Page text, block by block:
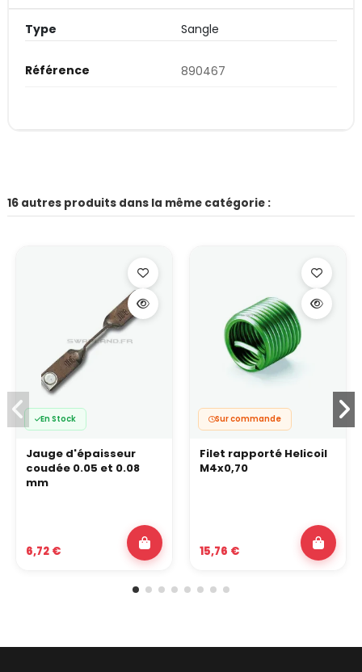
Type Sangle
Référence 890467
16 autres produits dans la même catégorie :
En Stock
Jauge d'épaisseur
coudée 0.05 et 0.08
mm
6,72 €
Sur commande
Filet rapporté Helicoil
M4x0,70
15,76 €